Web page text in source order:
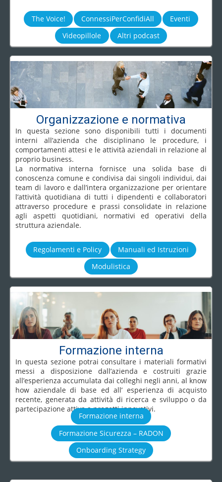
The Voice! ConnessiPerConfidiAll
Eventi
Videopillole
Altri podcast
Organizzazione e normativa
In questa sezione sono disponibili tutti i documenti
interni all’azienda che disciplinano le procedure, i
comportamenti attesi e le attività aziendali in relazione al
proprio business.
La normativa interna fornisce una solida base di
conoscenza comune e condivisa dai singoli individui, dai
team di lavoro e dall’intera organizzazione per orientare
l’attività quotidiana di tutti i dipendenti e collaboratori
attraverso procedure e prassi consolidate in relazione
agli aspetti quotidiani, normativi ed operativi della
struttura aziendale.
Regolamenti e Policy
Manuali ed Istruzioni
Modulistica
Formazione interna
In questa sezione potrai consultare i materiali formativi
messi a disposizione dall’azienda e costruiti grazie
all’esperienza accumulata dai colleghi negli anni, al know
how aziendale di base ed all’ esperienza di acquisto
recente, generata da attività di ricerca e sviluppo o da
partecipazione attiva a progetti innovativi.
Formazione interna
Formazione Sicurezza – RADON
Onboarding Strategy